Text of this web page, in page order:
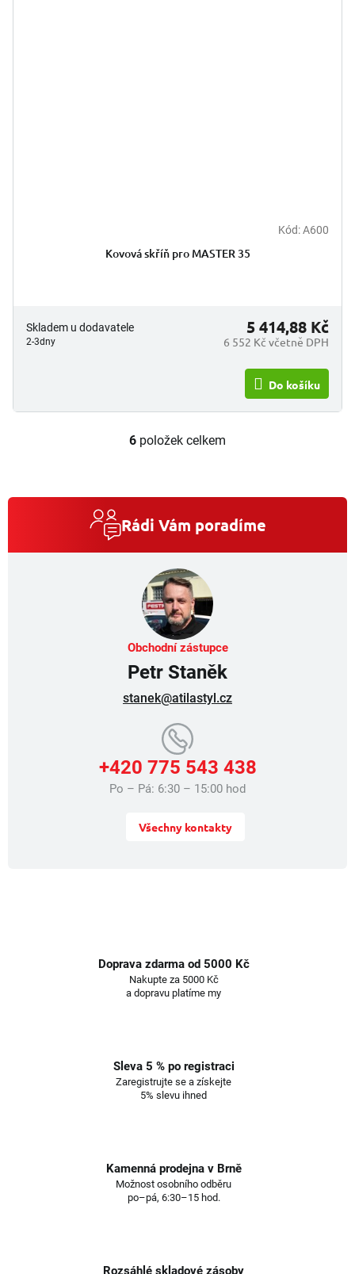
Kód:A600
Kovová skříň pro MASTER 35
Skladem u dodavatele
2-3dny 6 552 Kč včetně DPH
5 414,88 Kč
Do košíku
O
a
í
p
r
v
k
y
v
p
s
6 položek celkem
Rádi Vám poradíme
Obchodní zástupce
Petr Staněk
stanek@atilastyl.cz
+420 775 543 438
Po – Pá: 6:30 – 15:00 hod
Všechny kontakty
Doprava zdarma od 5000 Kč
Nakupte za 5000 Kč
a dopravu platíme my
Sleva 5 % po registraci
Zaregistrujte se a získejte
5% slevu ihned
Kamenná prodejna v Brně
Možnost osobního odběru
po–pá, 6:30–15 hod.
Rozsáhlé skladové zásoby